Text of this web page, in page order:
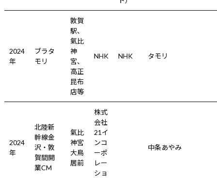
2024
年
ブラタ
モリ
敦賀
駅、
氣比
神
宮、
高正
昆布
店等
NHK NHK タモリ
2024
年
北陸新
幹線金
沢・敦
賀間開
業CM
氣比
神宮
大鳥
居前
株式
会社
21イ
ンコ
ーポ
レー
ショ
中条あやみ